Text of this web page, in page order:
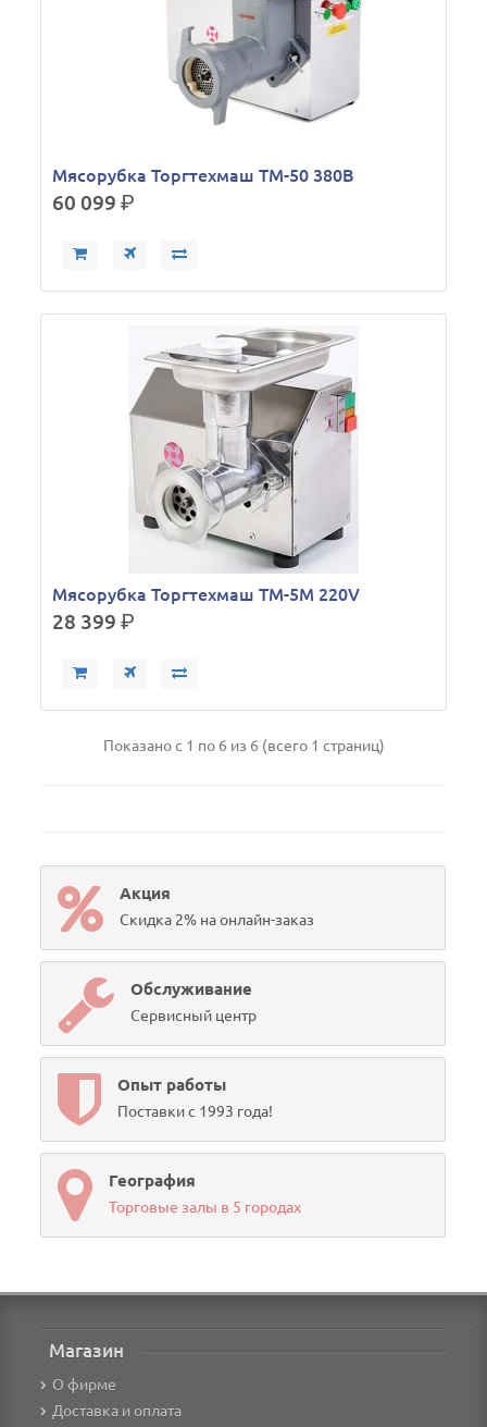
Мясорубка Торгтехмаш ТМ-50 380В
60 099р.
Мясорубка Торгтехмаш ТМ-5М 220V
28 399р.
Показано с 1 по 6 из 6 (всего 1 страниц)
Акция
Скидка 2% на онлайн-заказ
Обслуживание
Сервисный центр
Опыт работы
Поставки с 1993 года!
География
Торговые залы в 5 городах
Магазин
О фирме
Доставка и оплата